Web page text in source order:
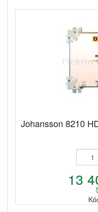
Johansson 8210
13